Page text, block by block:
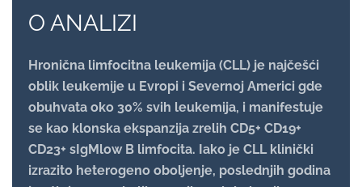
O ANALIZI
Hronična limfocitna leukemija (CLL) je najčešći
oblik leukemije u Evropi i Severnoj Americi gde
obuhvata oko 30% svih leukemija, i manifestuje
se kao klonska ekspanzija zrelih CD5+ CD19+
CD23+ sIgMlow B limfocita. Iako je CLL klinički
izrazito heterogeno oboljenje, poslednjih godina